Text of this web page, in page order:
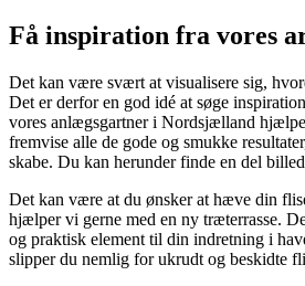
Få inspiration fra vores
Det kan være svært at visualisere sig,
Det er derfor en god idé at søge
vores anlægsgartner i Nordsjælland
fremvise alle de gode og smukke
skabe. Du kan herunder finde en del
Det kan være at du ønsker at hæve din
hjælper vi gerne med en ny træterrasse.
og praktisk element til din indretning i
slipper du nemlig for ukrudt og beskidte